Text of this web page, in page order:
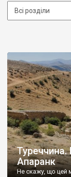
Туреччина.
Апаранк
Не скажу, що цей